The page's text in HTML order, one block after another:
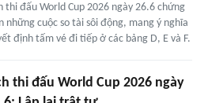
thi đấu World Cup 2026 ngày 26.6 chứng
những cuộc so tài sôi động, mang ý nghĩa
định tấm vé đi tiếp ở các bảng D, E và F.
thi đấu World Cup 2026 ngày